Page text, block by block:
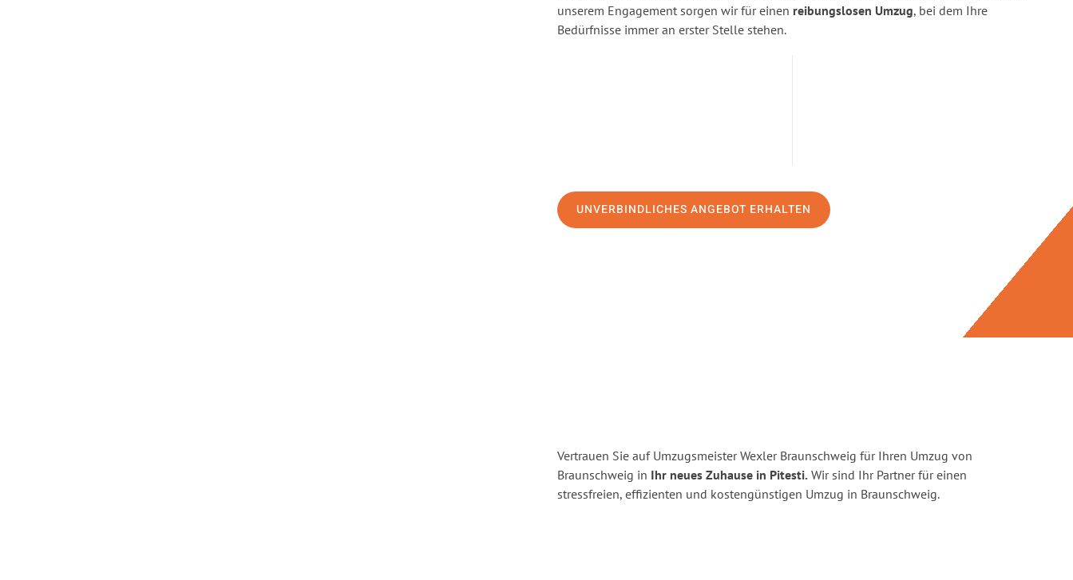
unserem Engagement sorgen wir für einen reibungslosen Umzug, bei dem Ihre
Bedürfnisse immer an erster Stelle stehen.
UNVERBINDLICHES ANGEBOT ERHALTEN
Vertrauen Sie auf Umzugsmeister Wexler Braunschweig für Ihren Umzug von
Braunschweig in Ihr neues Zuhause in Pitesti. Wir sind Ihr Partner für einen
stressfreien, effizienten und kostengünstigen Umzug in Braunschweig.